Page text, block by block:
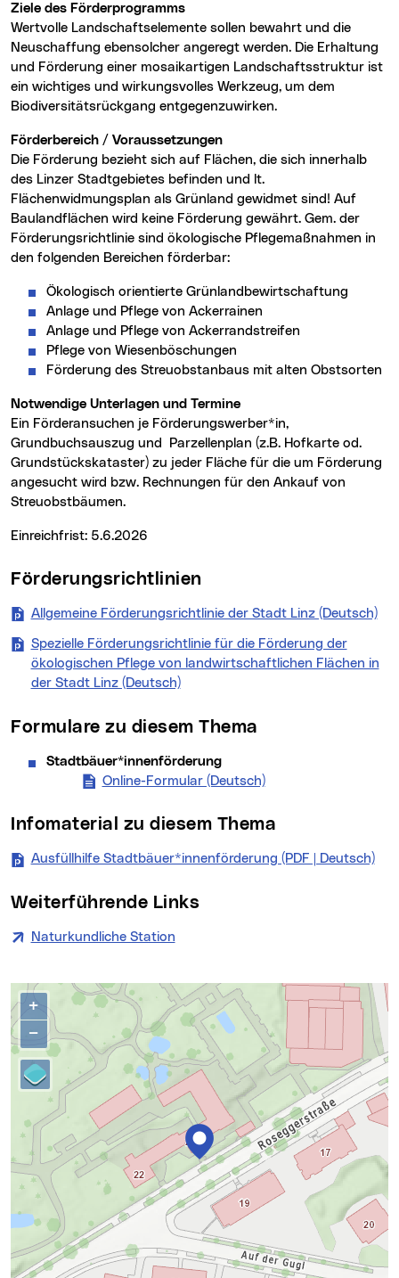
Ziele des Förderprogramms
Wertvolle Landschaftselemente sollen bewahrt und die
Neuschaffung ebensolcher angeregt werden. Die Erhaltung
und Förderung einer mosaikartigen Landschaftsstruktur ist
ein wichtiges und wirkungsvolles Werkzeug, um dem
Biodiversitätsrückgang entgegenzuwirken.
Förderbereich / Voraussetzungen
Die Förderung bezieht sich auf Flächen, die sich innerhalb
des Linzer Stadtgebietes befinden und lt.
Flächenwidmungsplan als Grünland gewidmet sind! Auf
Baulandflächen wird keine Förderung gewährt. Gem. der
Förderungsrichtlinie sind ökologische Pflegemaßnahmen in
den folgenden Bereichen förderbar:
Ökologisch orientierte Grünlandbewirtschaftung
Anlage und Pflege von Ackerrainen
Anlage und Pflege von Ackerrandstreifen
Pflege von Wiesenböschungen
Förderung des Streuobstanbaus mit alten Obstsorten
Notwendige Unterlagen und Termine
Ein Förderansuchen je Förderungswerber*in,
Grundbuchsauszug und Parzellenplan (z.B. Hofkarte od.
Grundstückskataster) zu jeder Fläche für die um Förderung
angesucht wird bzw. Rechnungen für den Ankauf von
Streuobstbäumen.
Einreichfrist: 5.6.2026
Förderungsrichtlinien
Allgemeine Förderungsrichtlinie der Stadt Linz (Deutsch)
Spezielle Förderungsrichtlinie für die Förderung der
ökologischen Pflege von landwirtschaftlichen Flächen in
der Stadt Linz (Deutsch)(neues Fenster)
Formulare zu diesem Thema
Stadtbäuer*innenförderung
Online-Formular (Deutsch)(neues Fenster)
Infomaterial zu diesem Thema
Ausfüllhilfe Stadtbäuer*innenförderung (PDF | Deutsch)
Weiterführende Links
Naturkundliche Station
Kontakte
Karte überspringen
+
−